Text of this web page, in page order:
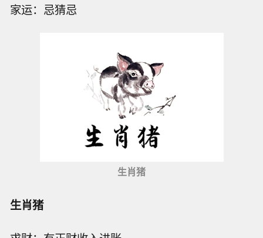
家运：忌猜忌
生肖猪
生肖猪